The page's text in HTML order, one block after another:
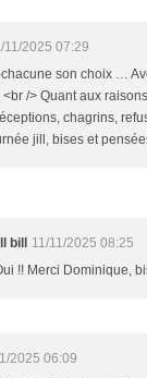
11/2025 07:29
son choix …
/> Quant aux
chagrins,
jill, bises et
bill
11/11/2025 08:25
!! Merci Dominique,
2025 06:09